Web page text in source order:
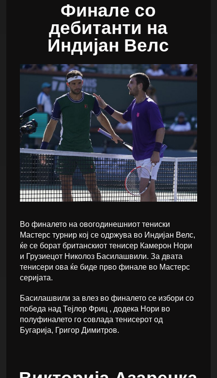
Финале со
дебитанти на
Индијан Велс
Во финалето на овогодинешниот тениски
Мастерс турнир кој се одржува во Индијан Велс,
ќе се борат британскиот тенисер Камерон Нори
и Грузиецот Николоз Басилашвили. За двата
тенисери ова ќе биде прво финале во Мастерс
серијата.
Басилашвили за влез во финалето се избори со
победа над Тејлор Фриц , додека Нори во
полуфиналето го совлада тенисерот од
Бугарија, Григор Димитров.